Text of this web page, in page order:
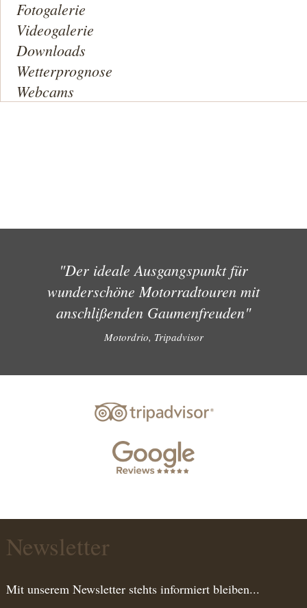
Fotogalerie
Videogalerie
Downloads
Wetterprognose
Webcams
"Der ideale Ausgangspunkt für
wunderschöne Motorradtouren mit
anschlißenden Gaumenfreuden"
Motordrio, Tripadvisor
Newsletter
Mit unserem Newsletter stehts informiert bleiben...